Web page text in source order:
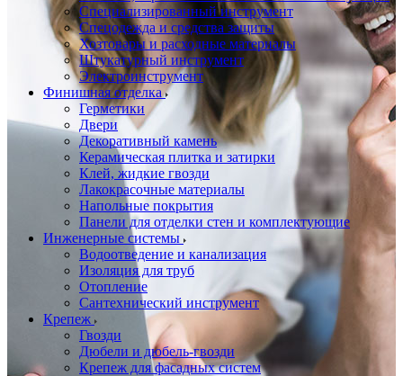
Специализированный инструмент
Спецодежда и средства защиты
Хозтовары и расходные материалы
Штукатурный инструмент
Электроинструмент
Финишная отделка
Герметики
Двери
Декоративный камень
Керамическая плитка и затирки
Клей, жидкие гвозди
Лакокрасочные материалы
Напольные покрытия
Панели для отделки стен и комплектующие
Инженерные системы
Водоотведение и канализация
Изоляция для труб
Отопление
Сантехнический инструмент
Крепеж
Гвозди
Дюбели и дюбель-гвозди
Крепеж для фасадных систем